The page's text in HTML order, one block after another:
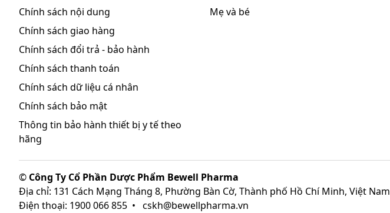
Chính sách nội dung
Chính sách giao hàng
Chính sách đổi trả - bảo hành
Chính sách thanh toán
Chính sách dữ liệu cá nhân
Chính sách bảo mật
Thông tin bảo hành thiết bị y tế theo
hãng
Mẹ và bé
© Công Ty Cổ Phần Dược Phẩm Bewell Pharma
Địa chỉ: 131 Cách Mạng Tháng 8, Phường Bàn Cờ, Thành phố Hồ Chí Minh, Việt Nam
Điện thoại: 1900 066 855 • cskh@bewellpharma.vn